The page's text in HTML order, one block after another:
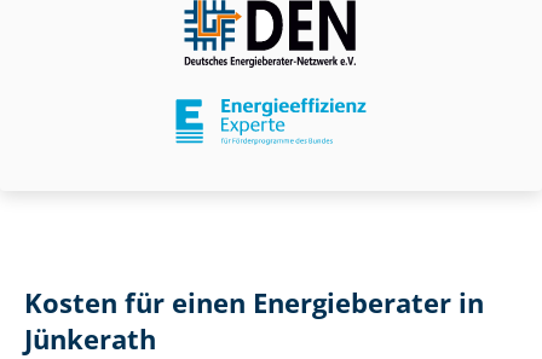
Kosten für einen Energieberater in
Jünkerath